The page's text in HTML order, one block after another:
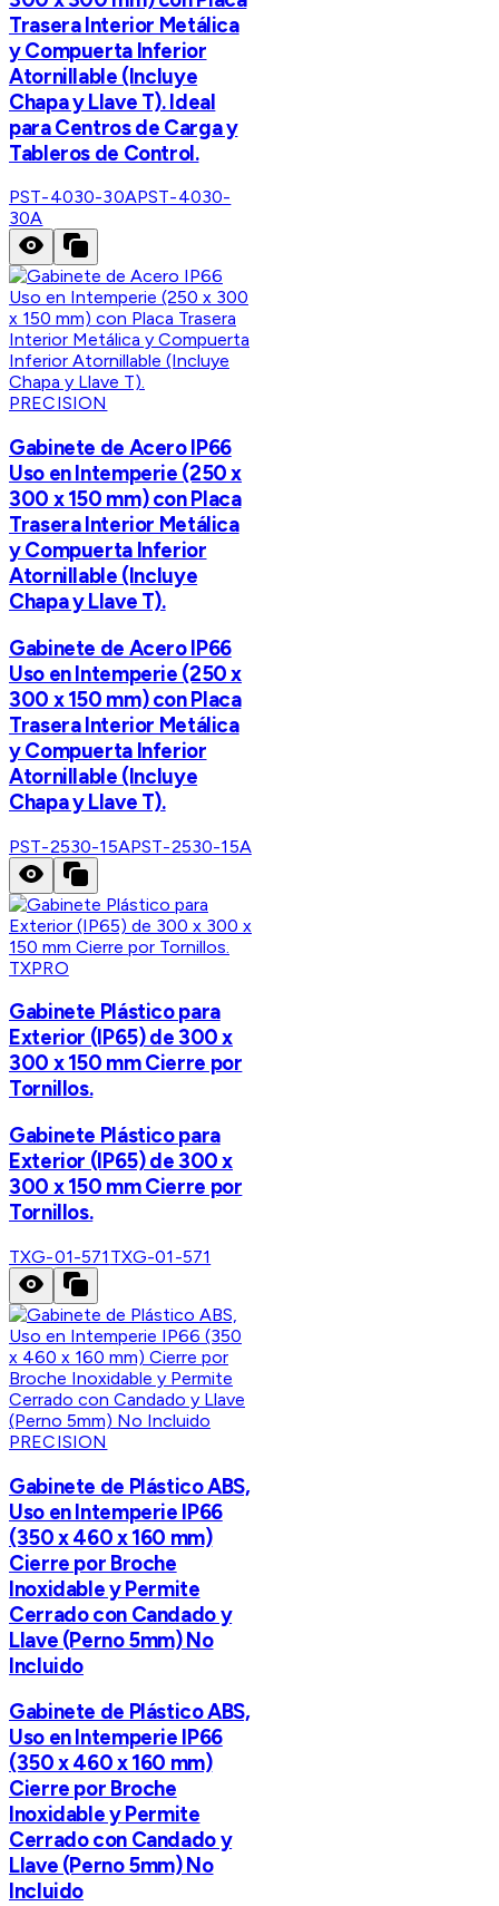
Trasera Interior Metálica
y Compuerta Inferior
Atornillable (Incluye
Chapa y Llave T). Ideal
para Centros de Carga y
Tableros de Control.
PST-4030-30APST-4030-
30A
PRECISION
Gabinete de Acero IP66
Uso en Intemperie (250 x
300 x 150 mm) con Placa
Trasera Interior Metálica
y Compuerta Inferior
Atornillable (Incluye
Chapa y Llave T).
Gabinete de Acero IP66
Uso en Intemperie (250 x
300 x 150 mm) con Placa
Trasera Interior Metálica
y Compuerta Inferior
Atornillable (Incluye
Chapa y Llave T).
PST-2530-15APST-2530-15A
TXPRO
Gabinete Plástico para
Exterior (IP65) de 300 x
300 x 150 mm Cierre por
Tornillos.
Gabinete Plástico para
Exterior (IP65) de 300 x
300 x 150 mm Cierre por
Tornillos.
TXG-01-571 TXG-01-571
PRECISION
Gabinete de Plástico ABS,
Uso en Intemperie IP66
(350 x 460 x 160 mm)
Cierre por Broche
Inoxidable y Permite
Cerrado con Candado y
Llave (Perno 5mm) No
Incluido
Gabinete de Plástico ABS,
Uso en Intemperie IP66
(350 x 460 x 160 mm)
Cierre por Broche
Inoxidable y Permite
Cerrado con Candado y
Llave (Perno 5mm) No
Incluido